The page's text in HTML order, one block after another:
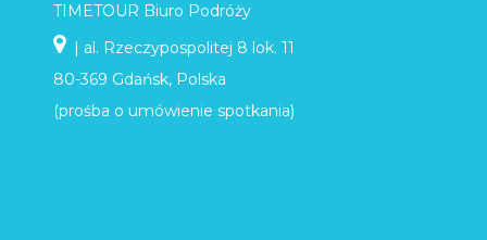
TIMETOUR Biuro Podróży
| al. Rzeczypospolitej 8 lok. 11
80-369 Gdańsk, Polska
(prośba o umówienie spotkania)